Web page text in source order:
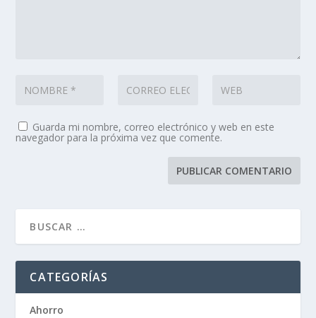
Guarda mi nombre, correo electrónico y web en este
navegador para la próxima vez que comente.
CATEGORÍAS
Ahorro